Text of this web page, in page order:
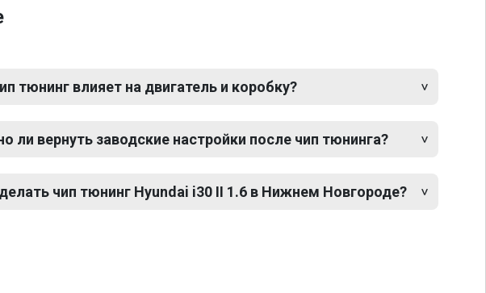
тюнинг влияет на двигатель и коробку?
ли вернуть заводские настройки после чип тюнинга?
чип тюнинг Hyundai i30 II 1.6 в Нижнем Новгороде?